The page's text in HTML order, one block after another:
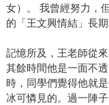
女）。 我曾經努力，
的「王文興情結」長
記憶所及，王老師從
其餘時間他是一面不
時，同學們覺得他就
冰可憐見的。過一陣